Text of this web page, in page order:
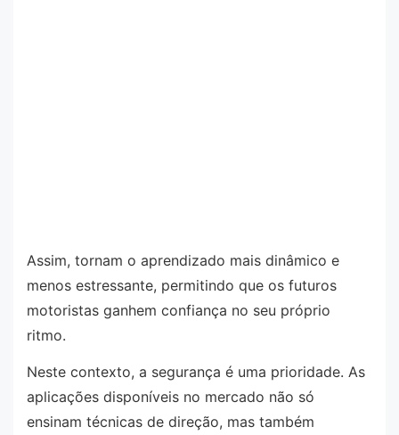
Assim, tornam o aprendizado mais dinâmico e
menos estressante, permitindo que os futuros
motoristas ganhem confiança no seu próprio
ritmo.
Neste contexto, a segurança é uma prioridade. As
aplicações disponíveis no mercado não só
ensinam técnicas de direção, mas também